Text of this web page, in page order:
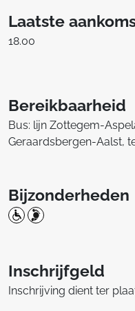
Laatste
18.00
Bereikbaarheid
Bus: lijn Zottegem-
Geraardsbergen-Aalst,
Bijzonderheden
Inschrijfgeld
Inschrijving dient ter